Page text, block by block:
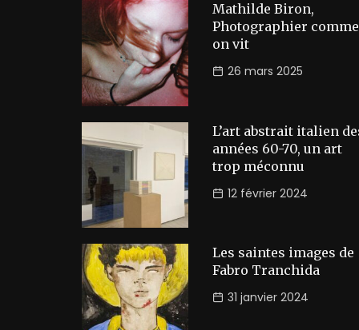
Mathilde Biron,
Photographier comme
on vit
26 mars 2025
L’art abstrait italien
années 60-70, un art
trop méconnu
12 février 2024
Les saintes images de
Fabro Tranchida
31 janvier 2024